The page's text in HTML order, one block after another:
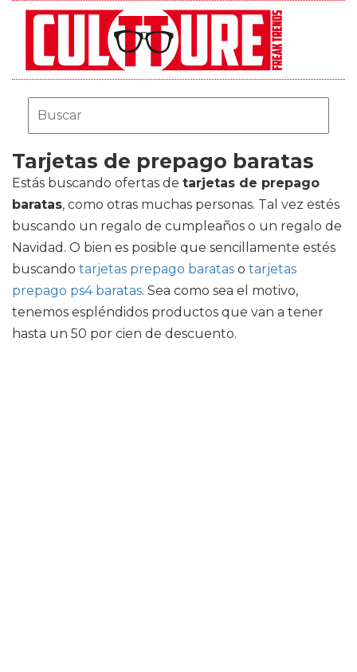
Tarjetas de prepago baratas
Estás buscando ofertas de tarjetas de prepago
baratas, como otras muchas personas. Tal vez estés
buscando un regalo de cumpleaños o un regalo de
Navidad. O bien es posible que sencillamente estés
buscando tarjetas prepago baratas o tarjetas
prepago ps4 baratas. Sea como sea el motivo,
tenemos espléndidos productos que van a tener
hasta un 50 por cien de descuento.